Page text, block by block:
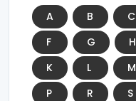
A B C
F
G H
K
L M
P
R S